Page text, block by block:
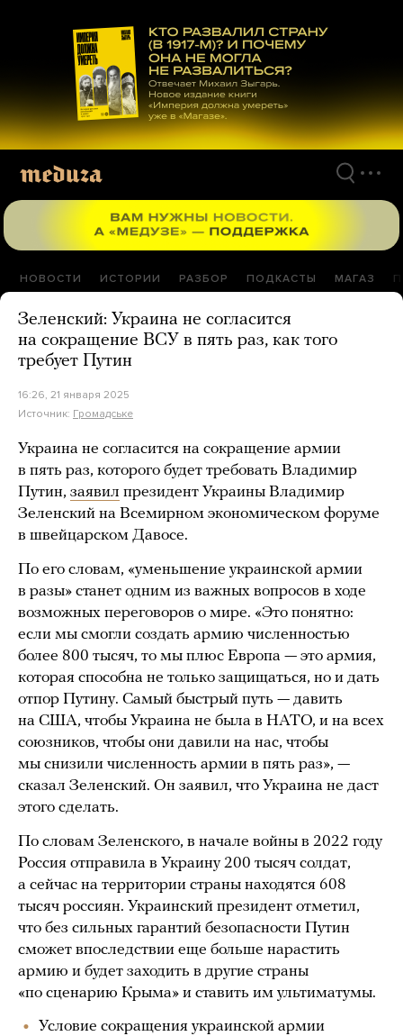
материалам
НОВОСТИ ИСТОРИИ РАЗБОР ПОДКАСТЫ МАГАЗ
Зеленский: Украина не согласится
на сокращение ВСУ в пять раз, как того
требует Путин
16:26, 21 января 2025
Источник: Громадське
Украина не согласится на сокращение армии
в пять раз, которого будет требовать Владимир
Путин, заявил президент Украины Владимир
Зеленский на Всемирном экономическом форуме
в швейцарском Давосе.
По его словам, «уменьшение украинской армии
в разы» станет одним из важных вопросов в ходе
возможных переговоров о мире. «Это понятно:
если мы смогли создать армию численностью
более 800 тысяч, то мы плюс Европа — это армия,
которая способна не только защищаться, но и дать
отпор Путину. Самый быстрый путь — давить
на США, чтобы Украина не была в НАТО, и на всех
союзников, чтобы они давили на нас, чтобы
мы снизили численность армии в пять раз», —
сказал Зеленский. Он заявил, что Украина не даст
этого сделать.
По словам Зеленского, в начале войны в 2022 году
Россия отправила в Украину 200 тысяч солдат,
а сейчас на территории страны находятся 608
тысяч россиян. Украинский президент отметил,
что без сильных гарантий безопасности Путин
сможет впоследствии еще больше нарастить
армию и будет заходить в другие страны
«по сценарию Крыма» и ставить им ультиматумы.
Условие сокращения украинской армии